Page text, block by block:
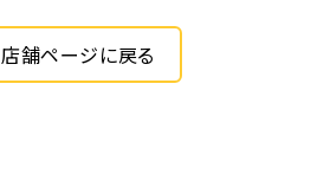
店舗ページに戻る